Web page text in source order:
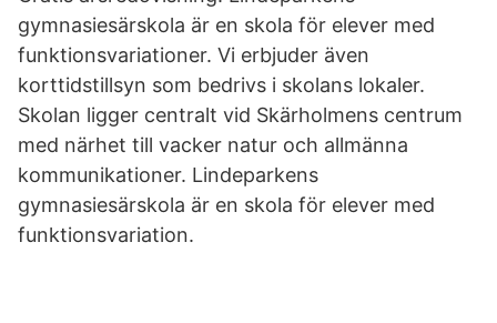
gymnasiesärskola är en skola för elever med
funktionsvariationer. Vi erbjuder även
korttidstillsyn som bedrivs i skolans lokaler.
Skolan ligger centralt vid Skärholmens centrum
med närhet till vacker natur och allmänna
kommunikationer. Lindeparkens
gymnasiesärskola är en skola för elever med
funktionsvariation.